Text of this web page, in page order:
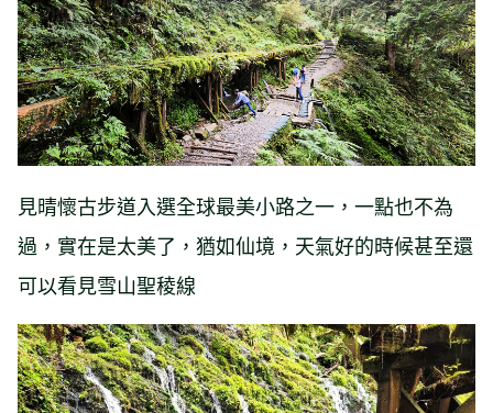
見晴懷古步道入選全球最美小路之一，一點也不為
過，實在是太美了，猶如仙境，天氣好的時候甚至還
可以看見雪山聖稜線